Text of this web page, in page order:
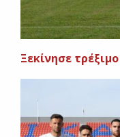
Ξεκίνησε